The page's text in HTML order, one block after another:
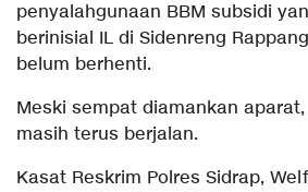
penyalahgunaan BBM subsidi
berinisial IL di Sidenreng
belum berhenti.
Meski sempat diamankan
masih terus berjalan.
Kasat Reskrim Polres Sidrap,